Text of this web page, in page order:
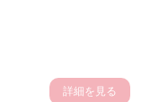
詳細を見る